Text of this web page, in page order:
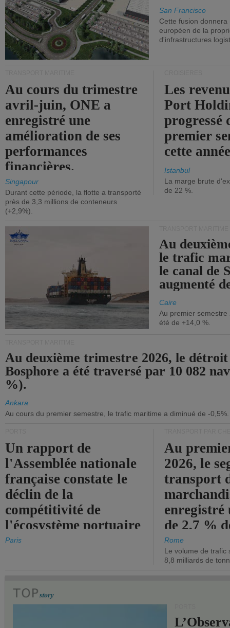
San Francisco
Cette fusion
européen de la
d'infrastructures
Au cours du trimestre
avril-juin, ONE a
enregistré une
amélioration de ses
performances
financières.
Singapour
Durant cette période, la flotte a transporté
près de 3,3 millions de conteneurs
(+2,9%).
Les
Port
progressé
premier
cette
Istanbul
La marge brute
de 22 %.
Au
le trafic
le canal de
augmenté
Caire
Au premier
été de +14,0 %.
Au deuxième trimestre 2026, le
Bosphore a été traversé par 10 082
%).
Ankara
Au cours du premier semestre, le trafic maritime a diminué de -0,5%.
Un rapport de
l'Assemblée nationale
française constate le
déclin de la
compétitivité de
l'écosystème portuaire
de l'État.
Paris
Au
2026, le
transport
enregistré
de 2,7 %
chiffre
Rome
Le volume de trafic
8,8 milliards de